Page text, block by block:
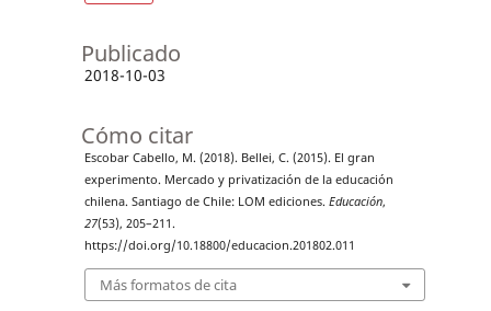
Publicado
2018-10-03
Cómo citar
Escobar Cabello, M. (2018). Bellei, C. (2015). El gran
experimento. Mercado y privatización de la educación
chilena. Santiago de Chile: LOM ediciones. Educación,
27(53), 205–211.
https://doi.org/10.18800/educacion.201802.011
Más formatos de cita